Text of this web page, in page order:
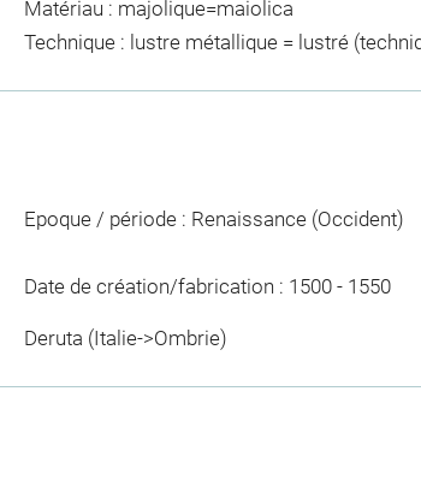
Matériau : majolique=maiolica
Technique : lustre métallique = lustré
Epoque / période : Renaissance (Occident)
Date de création/fabrication : 1500 - 1550
Deruta (Italie->Ombrie)